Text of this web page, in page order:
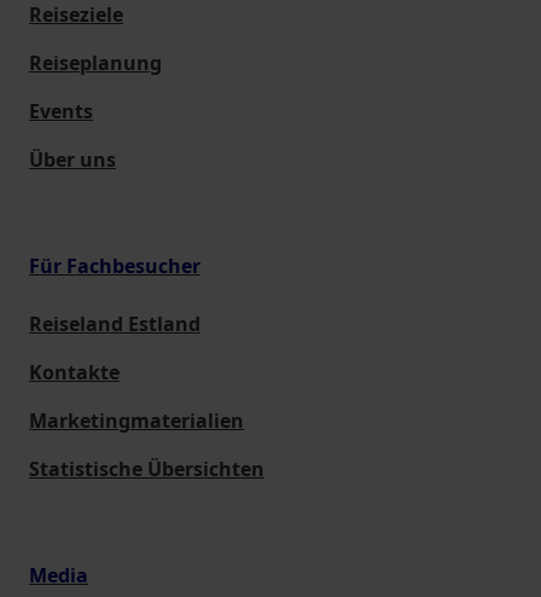
Reiseziele
Reiseplanung
Events
Über uns
Für Fachbesucher
Reiseland Estland
Kontakte
Marketingmaterialien
Statistische Übersichten
Media